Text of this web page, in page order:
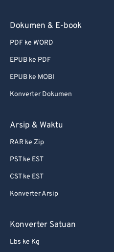
Dokumen & E-book
PDF ke WORD
EPUB ke PDF
EPUB ke MOBI
Konverter Dokumen
Arsip & Waktu
RAR ke Zip
PST ke EST
CST ke EST
Konverter Arsip
Konverter Satuan
Lbs ke Kg